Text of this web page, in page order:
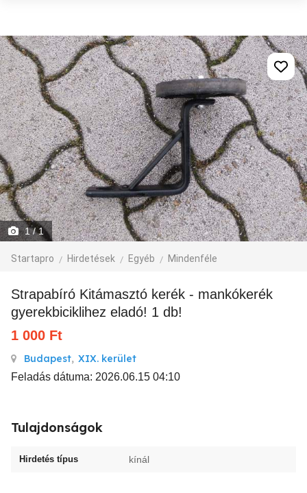
1/ 1
Startapro Hirdetések Egyéb Mindenféle
Strapabíró Kitámasztó kerék - mankókerék
gyerekbiciklihez eladó! 1 db!
1 000 Ft
Budapest, XIX. kerület
Feladás dátuma: 2026.06.15 04:10
Tulajdonságok
Hirdetés típus kínál